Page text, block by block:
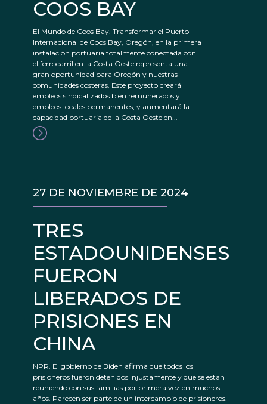
COOS BAY
El Mundo de Coos Bay. Transformar el Puerto
Internacional de Coos Bay, Oregón, en la primera
instalación portuaria totalmente conectada con
el ferrocarril en la Costa Oeste representa una
gran oportunidad para Oregón y nuestras
comunidades costeras. Este proyecto creará
empleos sindicalizados bien remunerados y
empleos locales permanentes, y aumentará la
capacidad portuaria de la Costa Oeste en...
TRES
ESTADOUNIDENSES
FUERON
LIBERADOS DE
PRISIONES EN
CHINA
27 DE NOVIEMBRE DE 2024
NPR. El gobierno de Biden afirma que todos los
prisioneros fueron detenidos injustamente y que se están
reuniendo con sus familias por primera vez en muchos
años. Parecen ser parte de un intercambio de prisioneros.